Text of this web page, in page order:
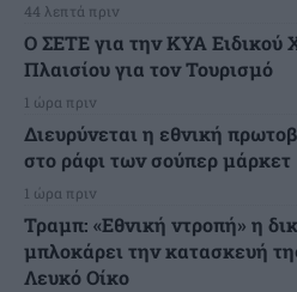
44 λεπτά πριν
Ο ΣΕΤΕ για την ΚΥΑ Ειδικού
Πλαισίου για τον Τουρισμό
1 ώρα πριν
Διευρύνεται η εθνική
στο ράφι των σούπερ μάρκετ
1 ώρα πριν
Τραμπ: «Εθνική ντροπή» η
μπλοκάρει την κατασκευή
Λευκό Οίκο